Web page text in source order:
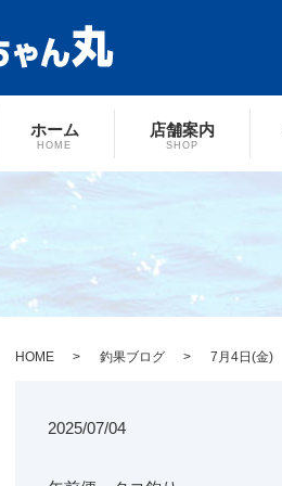
ホーム
HOME
店舗案内
SHOP
HOME 釣果ブログ 7月4日(金)
2025/07/04